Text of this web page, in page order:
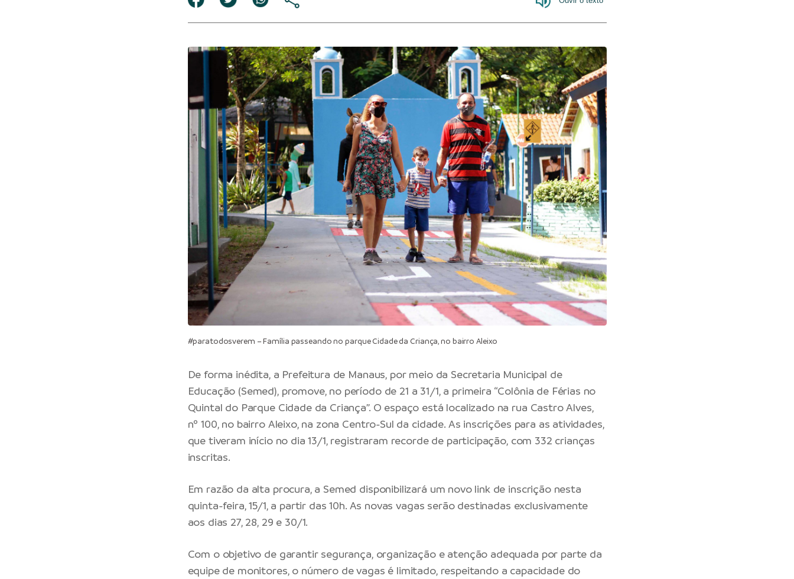
#paratodosverem – Família passeando no parque Cidade da Criança, no bairro Aleixo
De forma inédita, a Prefeitura de Manaus, por meio da Secretaria Municipal de
Educação (Semed), promove, no período de 21 a 31/1, a primeira “Colônia de Férias no
Quintal do Parque Cidade da Criança”. O espaço está localizado na rua Castro Alves,
nº 100, no bairro Aleixo, na zona Centro-Sul da cidade. As inscrições para as atividades,
que tiveram início no dia 13/1, registraram recorde de participação, com 332 crianças
inscritas.
Em razão da alta procura, a Semed disponibilizará um novo link de inscrição nesta
quinta-feira, 15/1, a partir das 10h. As novas vagas serão destinadas exclusivamente
aos dias 27, 28, 29 e 30/1.
Com o objetivo de garantir segurança, organização e atenção adequada por parte da
equipe de monitores, o número de vagas é limitado, respeitando a capacidade do